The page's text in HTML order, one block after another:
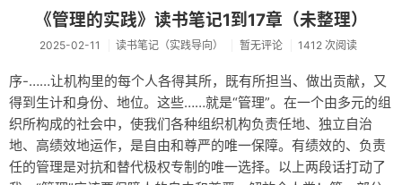
《管理的实践》读书笔记1到17章（未整理）
2025-02-11 读书笔记（实践导向） 暂无评论 1412 次阅读
序-……让机构里的每个人各得其所，既有所担当、做出贡献，又
得到生计和身份、地位。这些……就是“管理”。在一个由多元的组
织所构成的社会中，使我们各种组织机构负责任地、独立自治
地、高绩效地运作，是自由和尊严的唯一保障。有绩效的、负责
任的管理是对抗和替代极权专制的唯一选择。以上两段话打动了